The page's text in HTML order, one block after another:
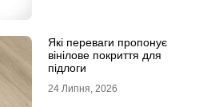
Які переваги пропонує
вінілове покриття для
підлоги
24 Липня, 2026